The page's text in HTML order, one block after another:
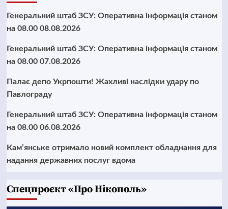
Генеральний штаб ЗСУ: Оперативна інформація станом
на 08.00 08.08.2026
Генеральний штаб ЗСУ: Оперативна інформація станом
на 08.00 07.08.2026
Палає депо Укрпошти! Жахливі наслідки удару по
Павлограду
Генеральний штаб ЗСУ: Оперативна інформація станом
на 08.00 06.08.2026
Кам’янське отримало новий комплект обладнання для
надання державних послуг вдома
Cпецпроєкт «Про Нікополь»